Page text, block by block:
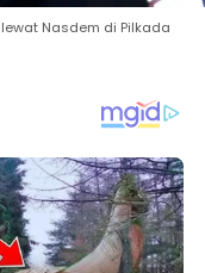
lewat Nasdem di Pilkada